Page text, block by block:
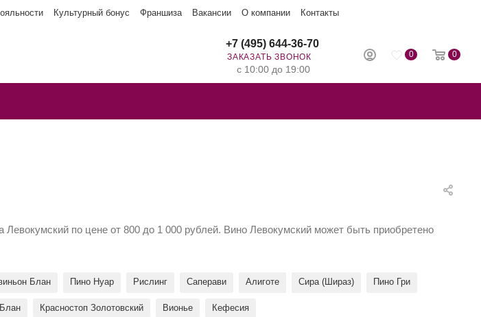
Культурный бонус Франшиза Вакансии О компании Контакты
0 0
+7 (495) 644-36-70
ЗАКАЗАТЬ ЗВОНОК
с 10:00 до 19:00
по цене от 800 до 1 000 рублей. Вино Левокумский может быть приобретено
Блан Пино Нуар Рислинг Саперави Алиготе Сира (Шираз) Пино Гри
Красностоп Золотовский Вионье Кефесия